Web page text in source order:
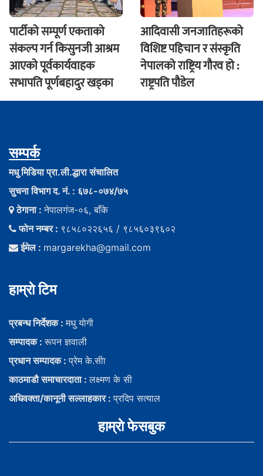
पार्टीको सम्पूर्ण एकताको
संकल्प गर्न किसुनजी आश्रम
आएकाे पूर्वकार्यवाहक
सभापति पूर्णबहादुर खड्का
आदिवासी जनजातिहरूको
विशिष्ट पहिचान र संस्कृति
नेपालको राष्ट्रिय गौरव हो :
राष्ट्रपति पौडेल
सम्पर्क
मधु मिडिया प्रा.ली.द्धारा संचालित
सुचना विभाग द. नं. : ६७८-०७४/७५
ठेगाना :नेपालगंज-०६, बाँके
फोन नम्बर : ९८५८०२२६५६ / ९८५६०३९६०२
ईमेल : margarekha@gmail.com
हाम्राे टिम
प्रबन्ध निर्देशक :मधु याेगी
सम्पादक :रूपन ज्ञवाली
प्रधान सम्पादक :प्रेम के.सीा
काठमाडौ समाचारदाता :लक्ष्मण के सी
अधिवक्ता/कानूनी सल्लाहकार :प्रदिप सत्याल
हाम्राे फेसबुक